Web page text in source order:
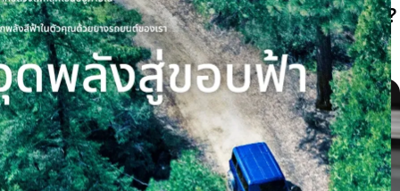
ยางสึกตรงกลางหรือสึกขอบสองด้านเกิดจากอะไร?
เช็กลมยางก่อนต้องเปลี่ยนยาง